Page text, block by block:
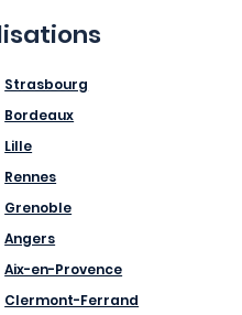
Strasbourg
Bordeaux
Lille
Rennes
Grenoble
Angers
Aix-en-Provence
Clermont-Ferrand